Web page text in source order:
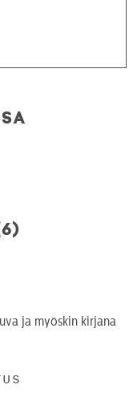
ja myöskin kirjana